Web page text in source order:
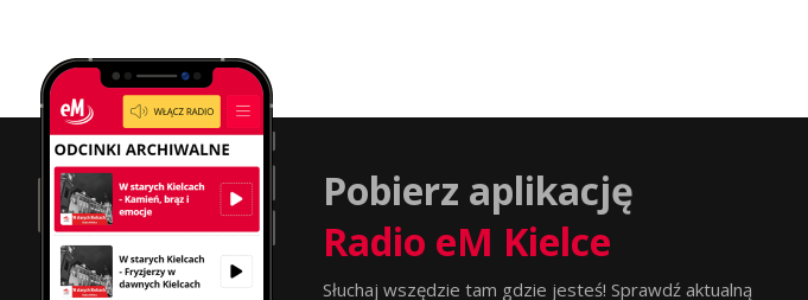
Pobierz aplikację
Radio eM Kielce
Słuchaj wszędzie tam gdzie jesteś! Sprawdź aktualną